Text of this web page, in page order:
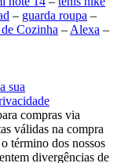
– guarda roupa –
Cozinha – Alexa –
sua
compras via
válidas na compra
término dos nossos
divergências de